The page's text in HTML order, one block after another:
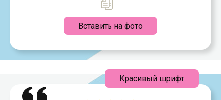
Вставить на фото
Красивый шрифт